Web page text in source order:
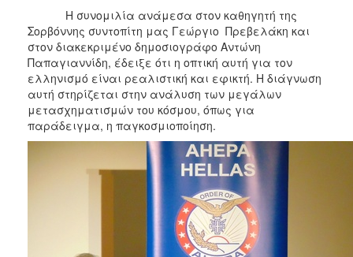
ΑΝΘΕΚΤΙΚΗ
ΠΟΛΗ
Η συνομιλία ανάμεσα στον καθηγητή της
Σορβόννης συντοπίτη μας Γεώργιο Πρεβελάκη και
στον διακεκριμένο δημοσιογράφο Αντώνη
Παπαγιαννίδη, έδειξε ότι η οπτική αυτή για τον
ελληνισμό είναι ρεαλιστική και εφικτή. Η διάγνωση
αυτή στηρίζεται στην ανάλυση των μεγάλων
μετασχηματισμών του κόσμου, όπως για
παράδειγμα, η παγκοσμιοποίηση.